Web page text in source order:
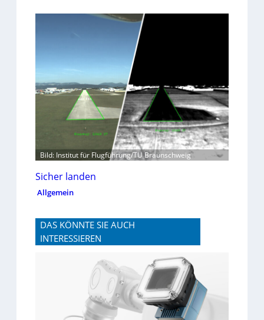
Bild: Institut für Flugführung/TU Braunschweig
Sicher landen
Allgemein
DAS KÖNNTE SIE AUCH
INTERESSIEREN